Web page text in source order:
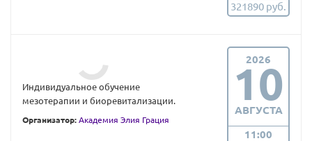
321890 руб.
Индивидуальное обучение
мезотерапии и биоревитализации.
Организатор: Академия Элия Грация
2026
10
АВГУСТА
11:00